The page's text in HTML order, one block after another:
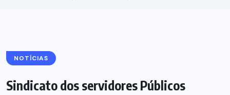
NOTÍCIAS
Sindicato dos servidores Públicos